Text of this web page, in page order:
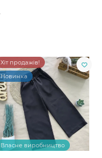
Хіт продажів!
Новинка
Власне виробництво